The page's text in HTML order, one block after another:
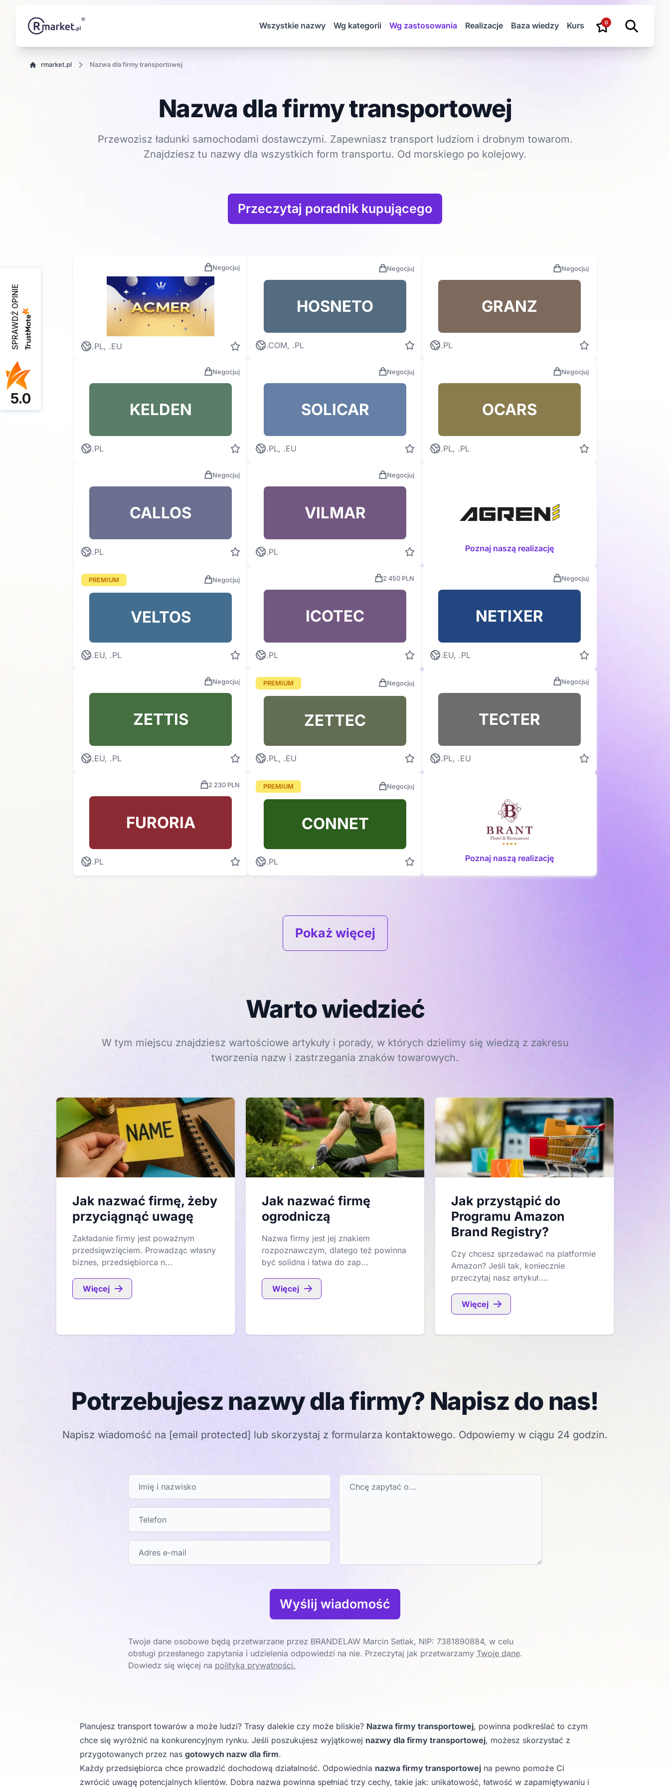
Wszystkie nazwy Wg kategorii Wg zastosowania Realizacje Baza wiedzy Kurs 0
rmarket.pl nazwa dla firmy transportowej
Nazwa dla firmy transportowej
Przewozisz ładunki samochodami dostawczymi. Zapewniasz transport ludziom i drobnym towarom.
Znajdziesz tu nazwy dla wszystkich form transportu. Od morskiego po kolejowy.
Przeczytaj poradnik kupującego
Negocjuj
.PL, .EU
Negocjuj
HOSNETO
.COM, .PL
Negocjuj
GRANZ
.PL
Negocjuj
KELDEN
.PL
Negocjuj
SOLICAR
.PL, .EU
Negocjuj
OCARS
.PL, .PL
Negocjuj
CALLOS
.PL
Negocjuj
VILMAR
.PL Poznaj naszą realizację
PREMIUM Negocjuj
VELTOS
.EU, .PL
2 450 PLN
ICOTEC
.PL
Negocjuj
NETIXER
.EU, .PL
Negocjuj
ZETTIS
.EU, .PL
PREMIUM Negocjuj
ZETTEC
.PL, .EU
Negocjuj
TECTER
.PL, .EU
2 230 PLN
FURORIA
.PL
PREMIUM Negocjuj
CONNET
.PL Poznaj naszą realizację
Pokaż więcej
Warto wiedzieć
W tym miejscu znajdziesz wartościowe artykuły i porady, w których dzielimy się wiedzą z zakresu
tworzenia nazw i zastrzegania znaków towarowych.
Jak nazwać firmę, żeby
przyciągnąć uwagę
Zakładanie firmy jest poważnym
przedsięwzięciem. Prowadząc własny
biznes, przedsiębiorca n...
Więcej
Jak nazwać firmę
ogrodniczą
Nazwa firmy jest jej znakiem
rozpoznawczym, dlatego też powinna
być solidna i łatwa do zap...
Więcej
Jak przystąpić do
Programu Amazon
Brand Registry?
Czy chcesz sprzedawać na platformie
Amazon? Jeśli tak, koniecznie
przeczytaj nasz artykuł....
Więcej
Potrzebujesz nazwy dla firmy? Napisz do nas!
Napisz wiadomość na [email protected] lub skorzystaj z formularza kontaktowego. Odpowiemy w ciągu 24 godzin.
Wyślij wiadomość
Twoje dane osobowe będą przetwarzane przez BRANDELAW Marcin Setlak, NIP: 7381890884, w celu
obsługi przesłanego zapytania i udzielenia odpowiedzi na nie. Przeczytaj jak przetwarzamy Twoje dane.
Dowiedz się więcej na polityka prywatności.
Planujesz transport towarów a może ludzi? Trasy dalekie czy może bliskie? Nazwa firmy transportowej, powinna podkreślać to czym
chce się wyróżnić na konkurencyjnym rynku. Jeśli poszukujesz wyjątkowej nazwy dla firmy transportowej, możesz skorzystać z
przygotowanych przez nas gotowych nazw dla firm.
Każdy przedsiębiorca chce prowadzić dochodową działalność. Odpowiednia nazwa firmy transportowej na pewno pomoże Ci
zwrócić uwagę potencjalnych klientów. Dobra nazwa powinna spełniać trzy cechy, takie jak: unikatowość, łatwość w zapamiętywaniu i
SPRAWDŹ OPINIE
5.0